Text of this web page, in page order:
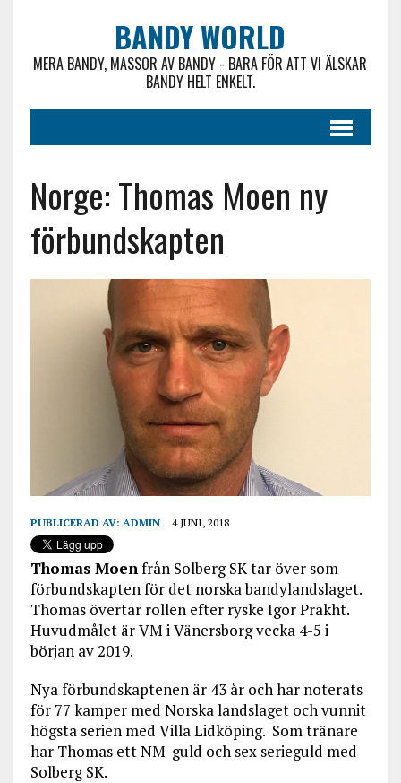
BANDY WORLD
MERA BANDY, MASSOR AV BANDY - BARA FÖR ATT VI ÄLSKAR
BANDY HELT ENKELT.
Norge: Thomas Moen ny
förbundskapten
PUBLICERAD AV: ADMIN 4 JUNI, 2018
Thomas Moen från Solberg SK tar över som
förbundskapten för det norska bandylandslaget.
Thomas övertar rollen efter ryske Igor Prakht.
Huvudmålet är VM i Vänersborg vecka 4-5 i
början av 2019.
Nya förbundskaptenen är 43 år och har noterats
för 77 kamper med Norska landslaget och vunnit
högsta serien med Villa Lidköping. Som tränare
har Thomas ett NM-guld och sex serieguld med
Solberg SK.